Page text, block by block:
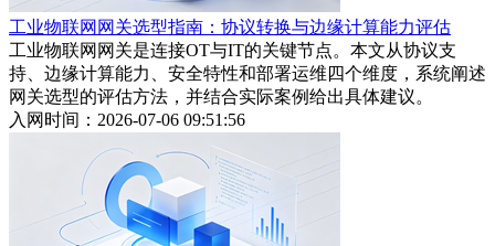
工业物联网网关选型指南：协议转换与边缘计算能力评估
工业物联网网关是连接OT与IT的关键节点。本文从协议支
持、边缘计算能力、安全特性和部署运维四个维度，系统阐述
网关选型的评估方法，并结合实际案例给出具体建议。
入网时间：2026-07-06 09:51:56